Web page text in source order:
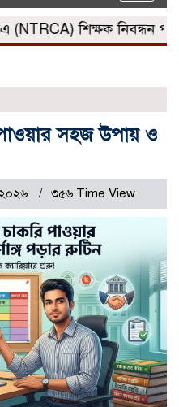
শিক্ষক নিবন্ধন
পাওয়ার সহজ উপায় ও
৩৫৬ Time View